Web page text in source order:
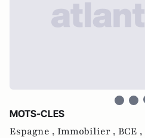
MOTS-CLES
Espagne , Immobilier , BCE ,